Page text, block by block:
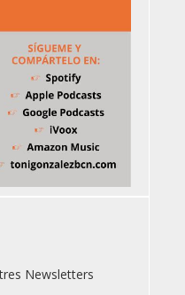
Newsletters